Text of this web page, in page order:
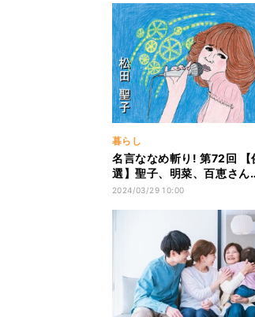
暮らし
名言ななめ斬り! 第72回 【
選】聖子、明菜、百恵さん
和アイドル』の名言に見る
2024/03/29 10:00